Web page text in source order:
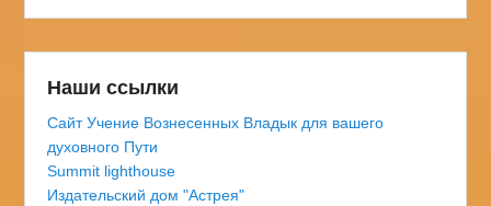
Наши ссылки
Сайт Учение Вознесенных Владык для вашего
духовного Пути
Summit lighthouse
Издательский дом "Астрея"